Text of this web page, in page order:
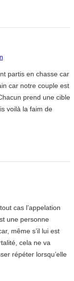
partis en chasse car
car notre couple est
prend une cible
voilà la faim de
cas l’appelation
une personne
même s’il lui est
cela ne va
répéter lorsqu’elle